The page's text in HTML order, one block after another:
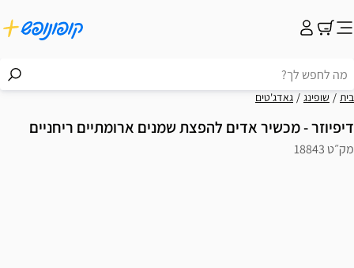
בית שופינג גאדג'טים
דיפיוזר - מכשיר אדים להפצת שמנים ארומתיים ריחניים
מק״ט 18843